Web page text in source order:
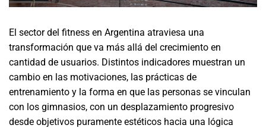
El sector del fitness en Argentina atraviesa una
transformación que va más allá del crecimiento en
cantidad de usuarios. Distintos indicadores muestran un
cambio en las motivaciones, las prácticas de
entrenamiento y la forma en que las personas se vinculan
con los gimnasios, con un desplazamiento progresivo
desde objetivos puramente estéticos hacia una lógica